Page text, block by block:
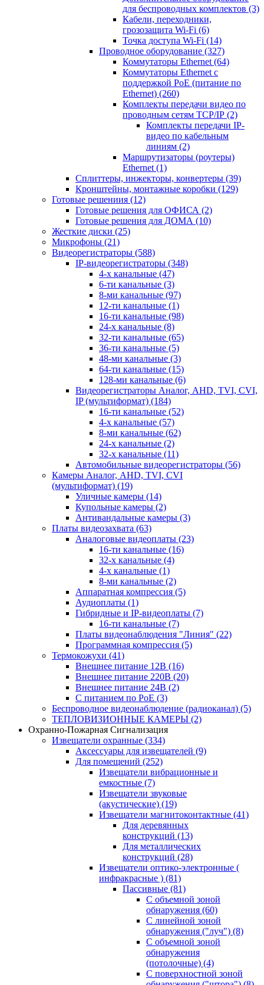
для беспроводных комплектов (3)
Кабели, переходники,
грозозащита Wi-Fi (6)
Точка доступа Wi-Fi (14)
Проводное оборудование (327)
Коммутаторы Ethernet (64)
Коммутаторы Ethernet с
поддержкой PoE (питание по
Ethernet) (260)
Комплекты передачи видео по
проводным сетям TCP/IP (2)
Комплекты передачи IP-
видео по кабельным
линиям (2)
Маршрутизаторы (роутеры)
Ethernet (1)
Сплиттеры, инжекторы, конвертеры (39)
Кронштейны, монтажные коробки (129)
Готовые решениия (12)
Готовые решения для ОФИСА (2)
Готовые решения для ДОМА (10)
Жесткие диски (25)
Микрофоны (21)
Видеорегистраторы (588)
IP-видеорегистраторы (348)
4-х канальные (47)
6-ти канальные (3)
8-ми канальные (97)
12-ти канальные (1)
16-ти канальные (98)
24-х канальные (8)
32-ти канальные (65)
36-ти канальные (5)
48-ми канальные (3)
64-ти канальные (15)
128-ми канальные (6)
Видеорегистраторы Аналог, AHD, TVI, CVI,
IP (мультиформат) (184)
16-ти канальные (52)
4-х канальные (57)
8-ми канальные (62)
24-х канальные (2)
32-х канальные (11)
Автомобильные видеорегистраторы (56)
Камеры Аналог, AHD, TVI, CVI
(мультиформат) (19)
Уличные камеры (14)
Купольные камеры (2)
Антивандальные камеры (3)
Платы видеозахвата (63)
Аналоговые видеоплаты (23)
16-ти канальные (16)
32-х канальные (4)
4-х канальные (1)
8-ми канальные (2)
Аппаратная компрессия (5)
Аудиоплаты (1)
Гибридные и IP-видеоплаты (7)
16-ти канальные (7)
Платы видеонаблюдения "Линия" (22)
Программная компрессия (5)
Термокожухи (41)
Внешнее питание 12В (16)
Внешнее питание 220В (20)
Внешнее питание 24В (2)
С питанием по PoE (3)
Беспроводное видеонаблюдение (радиоканал) (5)
ТЕПЛОВИЗИОННЫЕ КАМЕРЫ (2)
Охранно-Пожарная Сигнализация
Извещатели охранные (334)
Аксессуары для извещателей (9)
Для помещений (252)
Извещатели вибрационные и
емкостные (7)
Извещатели звуковые
(акустические) (19)
Извещатели магнитоконтактные (41)
Для деревянных
конструкций (13)
Для металлических
конструкций (28)
Извещатели оптико-электронные (
инфракрасные ) (81)
Пассивные (81)
С объемной зоной
обнаружения (60)
С линейной зоной
обнаружения ("луч") (8)
С объемной зоной
обнаружения
(потолочные) (4)
С поверхностной зоной